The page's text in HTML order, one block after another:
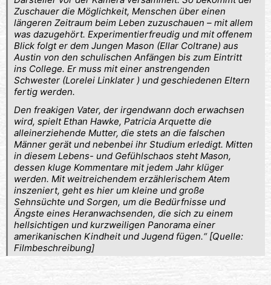
Zuschauer die Möglichkeit, Menschen über einen
längeren Zeitraum beim Leben zuzuschauen – mit allem
was dazugehört. Experimentierfreudig und mit offenem
Blick folgt er dem Jungen Mason (Ellar Coltrane) aus
Austin von den schulischen Anfängen bis zum Eintritt
ins College. Er muss mit einer anstrengenden
Schwester (Lorelei Linklater ) und geschiedenen Eltern
fertig werden.
Den freakigen Vater, der irgendwann doch erwachsen
wird, spielt Ethan Hawke, Patricia Arquette die
alleinerziehende Mutter, die stets an die falschen
Männer gerät und nebenbei ihr Studium erledigt. Mitten
in diesem Lebens- und Gefühlschaos steht Mason,
dessen kluge Kommentare mit jedem Jahr klüger
werden. Mit weitreichendem erzählerischem Atem
inszeniert, geht es hier um kleine und große
Sehnsüchte und Sorgen, um die Bedürfnisse und
Ängste eines Heranwachsenden, die sich zu einem
hellsichtigen und kurzweiligen Panorama einer
amerikanischen Kindheit und Jugend fügen.“[Quelle:
Filmbeschreibung]